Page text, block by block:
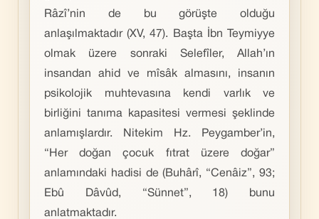
Râzî’nin de bu görüşte olduğu
anlaşılmaktadır (XV, 47). Başta İbn Teymiyye
olmak üzere sonraki Selefîler, Allah’ın
insandan ahid ve mîsâk almasını, insanın
psikolojik muhtevasına kendi varlık ve
birliğini tanıma kapasitesi vermesi şeklinde
anlamışlardır. Nitekim Hz. Peygamber’in,
“Her doğan çocuk fıtrat üzere doğar”
anlamındaki hadisi de (Buhârî, “Cenâiz”, 93;
Ebû Dâvûd, “Sünnet”, 18) bunu
anlatmaktadır.